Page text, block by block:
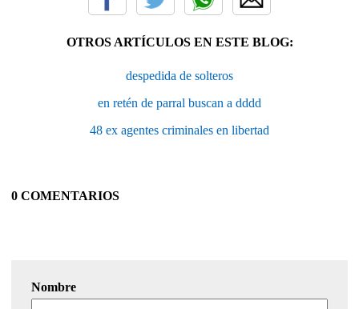
OTROS ARTÍCULOS EN ESTE BLOG:
despedida de solteros
en retén de parral buscan a dddd
48 ex agentes criminales en libertad
0 COMENTARIOS
Nombre